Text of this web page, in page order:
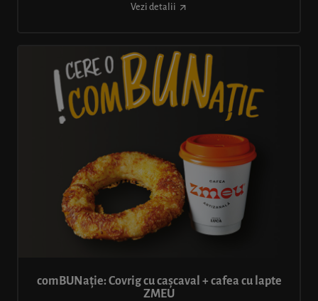
Vezi detalii
comBUNație: Covrig cu cașcaval + cafea cu lapte
ZMEU